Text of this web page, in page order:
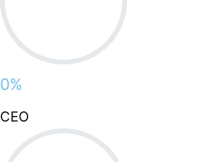
0%
CEO